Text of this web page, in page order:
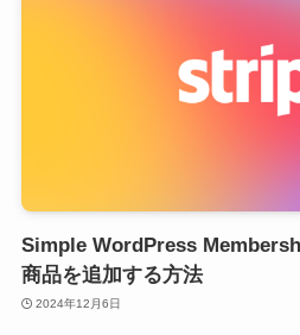
Simple WordPress
商品を追加する方法
2024年12月6日